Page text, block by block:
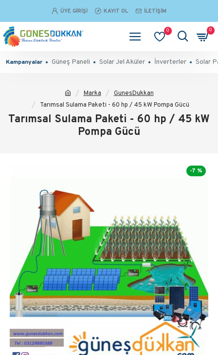
ÜYE GIRIŞI KAYIT OL İLETIŞIM
0 0
Kampanyalar Güneş Paneli Solar Jel Aküler İnverterler Solar
Marka
GunesDukkan
Tarımsal Sulama Paketi - 60 hp / 45 kW Pompa Gücü
Tarımsal Sulama Paketi - 60 hp / 45 kW
Pompa Gücü
-7 %